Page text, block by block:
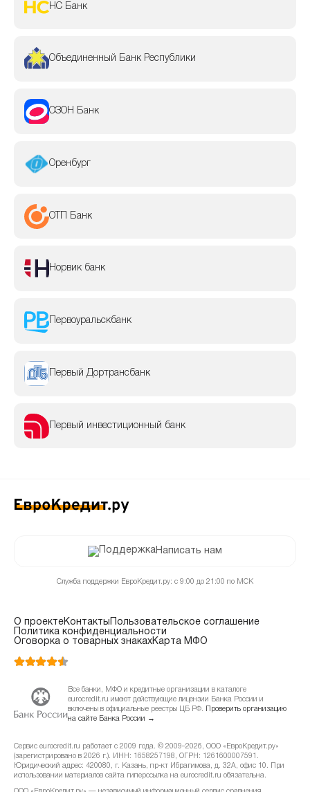
НС Банк
Объединенный Банк Республики
ОЗОН Банк
Оренбург
ОТП Банк
Норвик банк
Первоуральскбанк
Первый Дортрансбанк
Первый инвестиционный банк
Написать нам
Служба поддержки ЕвроКредит.ру: с 9:00 до 21:00 по МСК
О проектеКонтакты
Пользовательское соглашение
Политика конфиденциальности
Оговорка о товарных знакахКарта МФО
Все банки, МФО и кредитные организации в каталоге
eurocredit.ru имеют действующие лицензии Банка России и
включены в официальные реестры ЦБ РФ.
Проверить организацию
на сайте Банка России →
Сервис eurocredit.ru работает с 2009 года. © 2009–2026, ООО «ЕвроКредит.ру»
(зарегистрировано в 2026 г.). ИНН: 1658257198, ОГРН: 1261600007591.
Юридический адрес: 420080, г. Казань, пр-кт Ибрагимова, д. 32А, офис 10. При
использовании материалов сайта гиперссылка на eurocredit.ru обязательна.